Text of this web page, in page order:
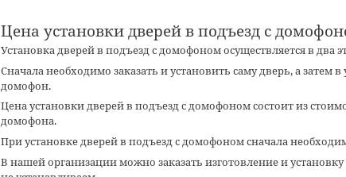
Цена установки дверей в подъезд с
Установка дверей в подъезд с домофономосуществляется в два
Сначала необходимо заказать и установить саму дверь, а затем
домофон.
Цена установки дверей в подъезд с домофономсостоит из
домофона.
При установке дверей в подъезд с домофономсначала
В нашей организации можно заказать изготовление и